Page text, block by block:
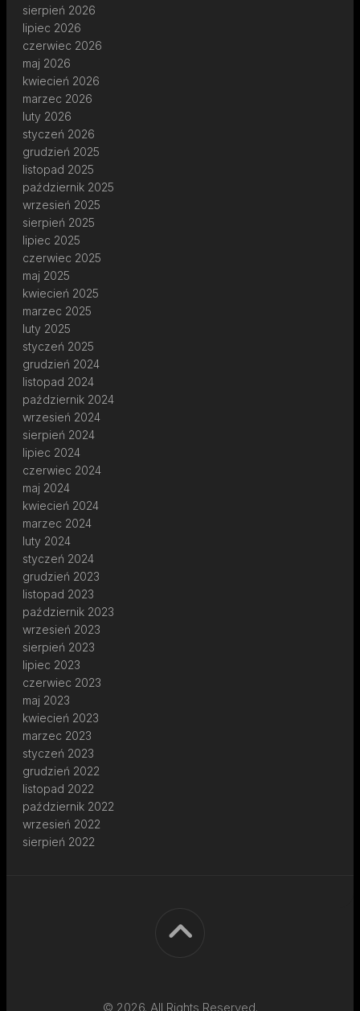
sierpień 2026
lipiec 2026
czerwiec 2026
maj 2026
kwiecień 2026
marzec 2026
luty 2026
styczeń 2026
grudzień 2025
listopad 2025
październik 2025
wrzesień 2025
sierpień 2025
lipiec 2025
czerwiec 2025
maj 2025
kwiecień 2025
marzec 2025
luty 2025
styczeń 2025
grudzień 2024
listopad 2024
październik 2024
wrzesień 2024
sierpień 2024
lipiec 2024
czerwiec 2024
maj 2024
kwiecień 2024
marzec 2024
luty 2024
styczeń 2024
grudzień 2023
listopad 2023
październik 2023
wrzesień 2023
sierpień 2023
lipiec 2023
czerwiec 2023
maj 2023
kwiecień 2023
marzec 2023
styczeń 2023
grudzień 2022
listopad 2022
październik 2022
wrzesień 2022
sierpień 2022
© 2026. All Rights Reserved.